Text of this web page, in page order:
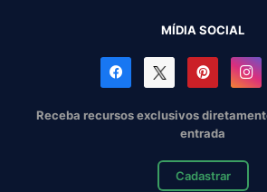
MÍDIA SOCIAL
Receba recursos exclusivos
entrada
Cadastrar